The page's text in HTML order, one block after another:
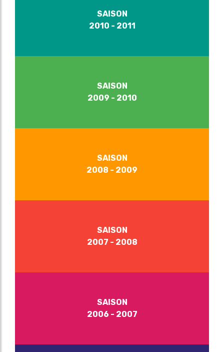
SAISON
2010 - 2011
SAISON
2009 - 2010
SAISON
2008 - 2009
SAISON
2007 - 2008
SAISON
2006 - 2007